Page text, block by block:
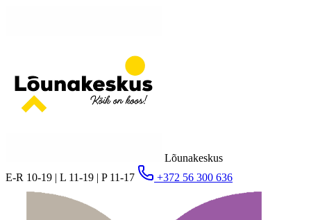
Lõunakeskus
E-R 10-19 | L 11-19 | P 11-17
+372 56 300 636